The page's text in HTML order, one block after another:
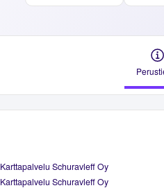
Karttapalvelu Schuravleff Oy
Karttapalvelu Schuravleff Oy